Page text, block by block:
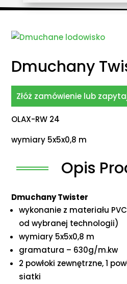
Dmuchany
Złóż zamówienie lub
OLAX-RW 24
wymiary 5x5x0,8 m
Opis
Dmuchany Twister
wykonanie z materiału
od wybranej technologii)
wymiary 5x5x0,8 m
gramatura – 630g/m.kw
2 powłoki zewnętrzne, 1
siatki